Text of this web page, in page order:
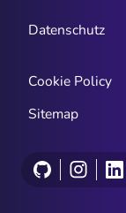
Datenschutz
Cookie Policy
Sitemap